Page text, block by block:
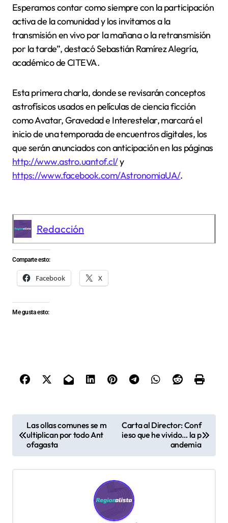
Esperamos contar como siempre con la participación
activa de la comunidad y los invitamos a la
transmisión en vivo por la mañana o la retransmisión
por la tarde”, destacó Sebastián Ramírez Alegría,
académico de CITEVA.
Esta primera charla, donde se revisarán conceptos
astrofísicos usados en películas de ciencia ficción
como Avatar, Gravedad e Interestelar, marcará el
inicio de una temporada de encuentros digitales, los
que serán anunciados con anticipación en las páginas
http://www.astro.uantof.cl/y
https://www.facebook.com/AstronomiaUA/.
Redacción
Comparte esto:
Facebook X
Me gusta esto:
v
e
Las ollas comunes se m
ultiplican por todo Ant
ofagasta
Carta al Director: Conf
ieso que he vivido… la p
andemia